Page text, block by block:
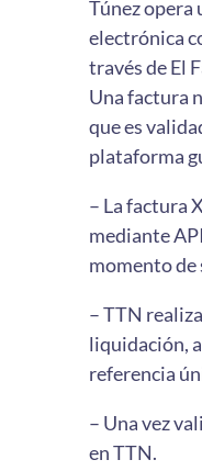
Túnez opera
electrónica
través de El
Una factura
que es
plataforma
– La factura
mediante
momento de
– TTN
liquidación,
referencia
– Una vez
en TTN.